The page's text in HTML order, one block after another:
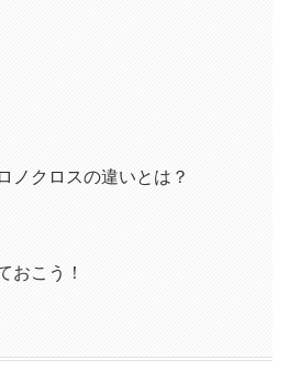
ノクロスの違いとは？
おこう！